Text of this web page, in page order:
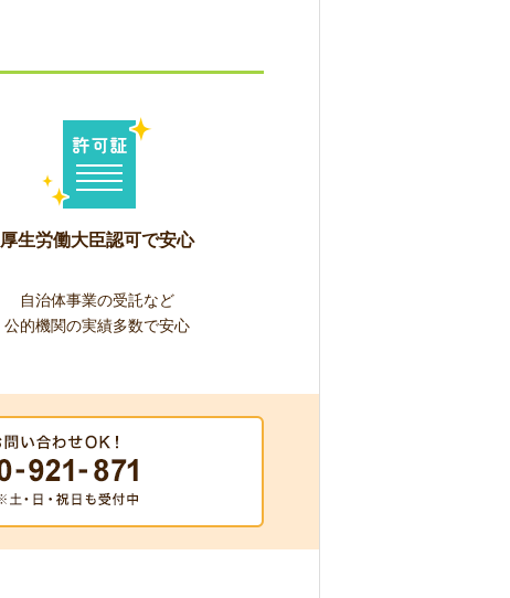
厚生労働大臣認可で安心
自治体事業の受託など
公的機関の実績多数で安心